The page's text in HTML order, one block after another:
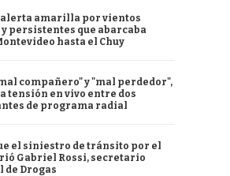
alerta amarilla por vientos
persistentes que abarcaba
hasta el Chuy
compañero" y "mal perdedor",
tensión en vivo entre dos
de programa radial
el siniestro de tránsito por el
Gabriel Rossi, secretario
de Drogas